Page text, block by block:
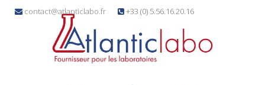
contact@atlanticlabo.fr +33 (0) 5.56.16.20.16